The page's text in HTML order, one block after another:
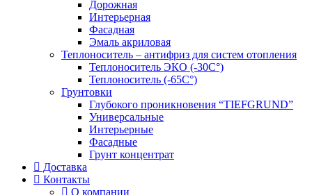
Дорожная
Интерьерная
Фасадная
Эмаль акриловая
Теплоноситель – антифриз для систем отопления
Теплоноситель ЭКО (-30С°)
Теплоноситель (-65С°)
Грунтовки
Глубокого проникновения “TIEFGRUND”
Универсальные
Интерьерные
Фасадные
Грунт концентрат
Доставка
Контакты
О компании